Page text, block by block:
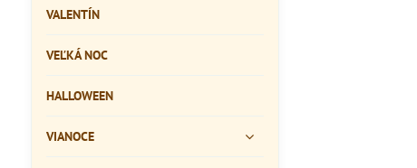
VALENTÍN
VEĽKÁ NOC
HALLOWEEN
VIANOCE